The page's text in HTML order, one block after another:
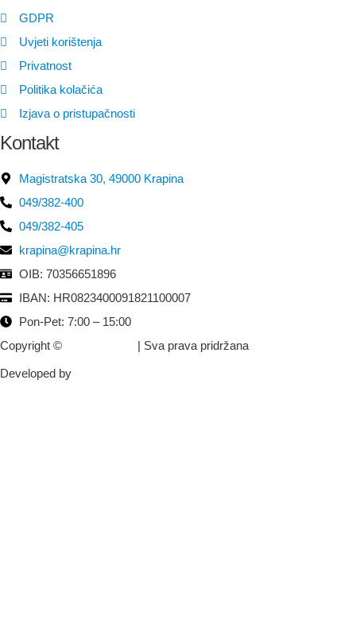
GDPR
Uvjeti korištenja
Privatnost
Politika kolačića
Izjava o pristupačnosti
Kontakt
Magistratska 30, 49000 Krapina
049/382-400
049/382-405
krapina@krapina.hr
OIB: 70356651896
IBAN: HR0823400091821100007
Pon-Pet: 7:00 – 15:00
Copyright ©
| Sva prava pridržana
Developed by